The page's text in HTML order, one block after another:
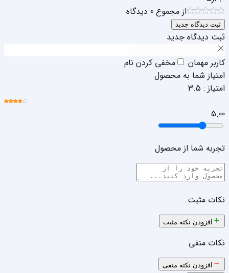
از مجموع 0 دیدگاه
ثبت دیدگاه جدید
ثبت دیدگاه جدید
کاربر مهمان
مخفی کردن نام
امتیاز شما به محصول
امتیاز : 3.5
5.00
تجربه شما از محصول
نکات مثبت
افزودن نکته مثبت
نکات منفی
افزودن نکته منفی